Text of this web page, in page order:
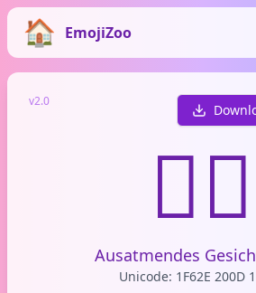
EmojiZoo
v2.0
😮‍💨
Ausatmendes
Unicode: 1F62E 200D